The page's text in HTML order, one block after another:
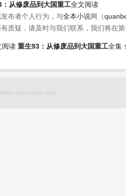
：从修废品到大国重工全文阅读
布者个人行为，与全本小说网（
质疑，请及时与我们联系，我们将在第
阅读 重生93：从修废品到大国重工全集
xiaoshuo.net